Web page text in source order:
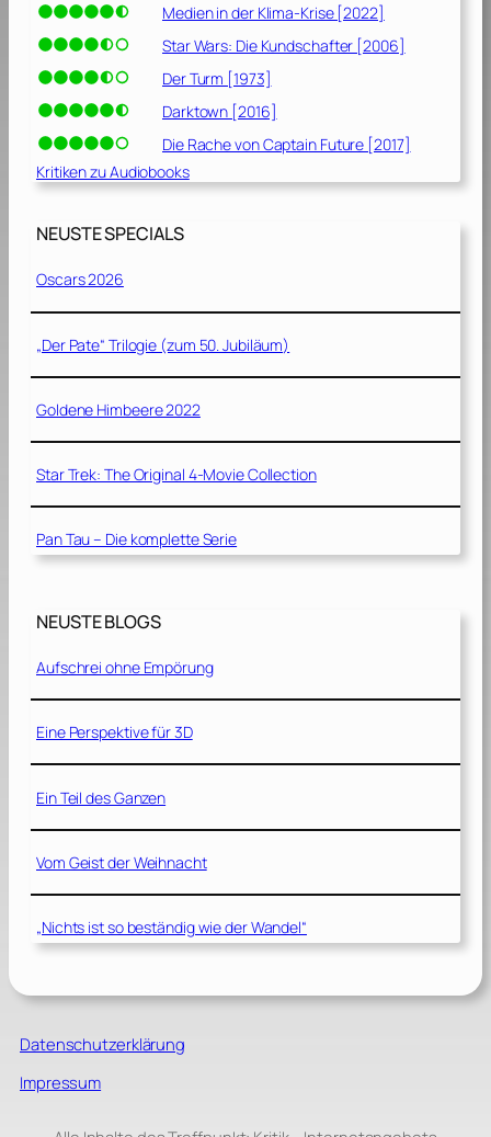
Medien in der Klima-Krise [2022]
Star Wars: Die Kundschafter [2006]
Der Turm [1973]
Darktown [2016]
Die Rache von Captain Future [2017]
Kritiken zu Audiobooks
NEUSTE SPECIALS
Oscars 2026
„Der Pate“ Trilogie (zum 50. Jubiläum)
Goldene Himbeere 2022
Star Trek: The Original 4-Movie Collection
Pan Tau – Die komplette Serie
NEUSTE BLOGS
Aufschrei ohne Empörung
Eine Perspektive für 3D
Ein Teil des Ganzen
Vom Geist der Weihnacht
„Nichts ist so beständig wie der Wandel“
Datenschutzerklärung
Impressum